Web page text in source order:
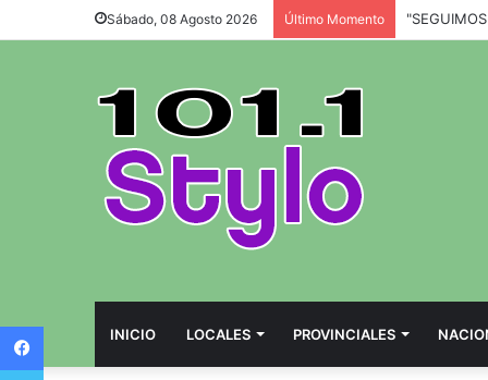
Sábado, 08 Agosto 2026 Último Momento
INICIO LOCALES PROVINCIALES
Twitter